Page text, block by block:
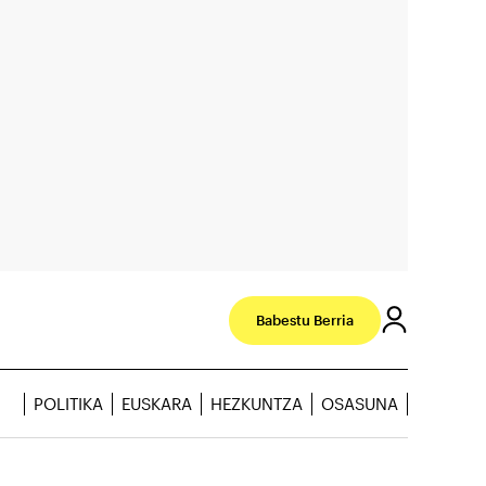
Babestu Berria
POLITIKA EUSKARA HEZKUNTZA OSASUNA